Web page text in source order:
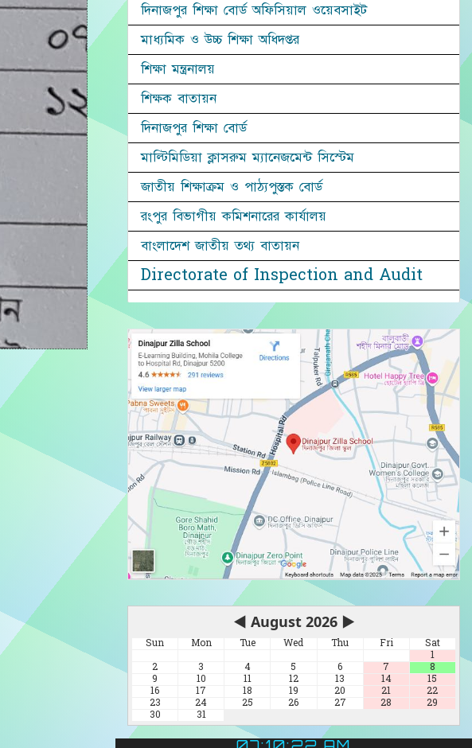
দিনাজপুর শিক্ষা বোর্ড অফিসিয়াল ওয়েবসাইট
মাধ্যমিক ও উচ্চ শিক্ষা অধিদপ্তর
শিক্ষা মন্ত্রনালয়
শিক্ষক বাতায়ন
দিনাজপুর শিক্ষা বোর্ড
মাল্টিমিডিয়া ক্লাসরুম ম্যানেজমেন্ট সিস্টেম
জাতীয় শিক্ষাক্রম ও পাঠ্যপুস্তক বোর্ড
রংপুর বিভাগীয় কমিশনারের কার্যালয়
বাংলাদেশ জাতীয় তথ্য বাতায়ন
Directorate of Inspection and Audit
◀ August 2026 ▶
Sun Mon Tue Wed Thu Fri
Sat
1
2
3 4 5 6 7
8
9
10 11 12 13 14
15
16
17 18 19 20 21
22
23
24 25 26 27 28
29
30
31